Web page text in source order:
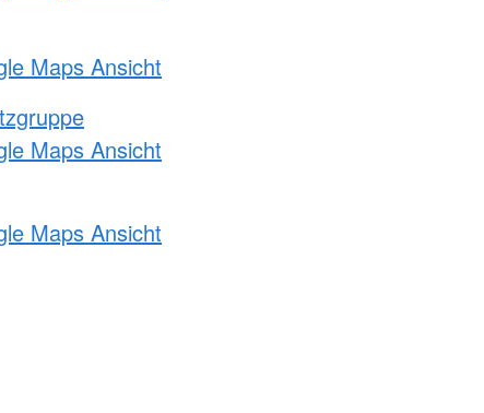
Maps Ansicht
Maps Ansicht
Maps Ansicht